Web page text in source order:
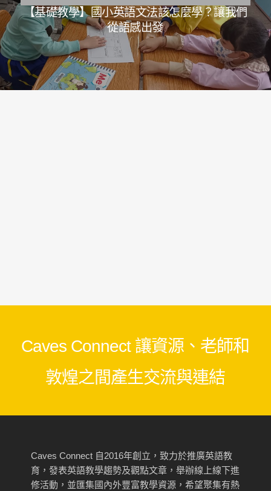
【基礎教學】國小英語文法該怎麼學？讓我們
從語感出發
Caves Connect 讓資源、老師和
敦煌之間產生交流與連結
Caves Connect 自2016年創立，致力於推廣英語教
育，發表英語教學趨勢及觀點文章，舉辦線上線下進
修活動，並匯集國內外豐富教學資源，希望聚集有熱